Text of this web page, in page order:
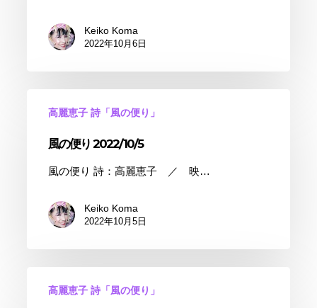
Keiko Koma
2022年10月6日
高麗恵子 詩「風の便り」
風の便り 2022/10/5
風の便り 詩：高麗恵子 ／ 映…
Keiko Koma
2022年10月5日
高麗恵子 詩「風の便り」